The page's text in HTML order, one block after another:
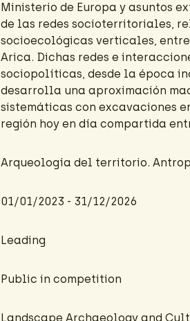
Ministerio de Europa y asuntos
de las redes socioterritoriales,
socioecológicas verticales,
Arica. Dichas redes e
sociopolíticas, desde la época
desarrolla una aproximación
sistemáticas con excavaciones
región hoy en día compartida
Arqueología del territorio.
01/01/2023 - 31/12/2026
Leading
Public in competition
Landscape Archaeology and